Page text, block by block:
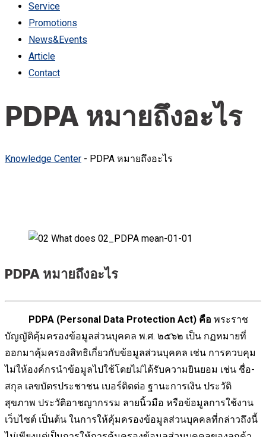
Service
Promotions
News&Events
Article
Contact
PDPA หมายถึงอะไร
Knowledge Center - PDPA หมายถึงอะไร
PDPA หมายถึงอะไร
PDPA (Personal Data Protection Act) คือ พระราช
บัญญัติคุ้มครองข้อมูลส่วนบุคคล พ.ศ. ๒๕๖๒ เป็น กฏหมายที่
ออกมาคุ้มครองสิทธิเกี่ยวกับข้อมูลส่วนบุคคล เช่น การควบคุม
ไม่ให้องค์กรนำข้อมูลไปใช้โดยไม่ได้รับความยินยอม เช่น ชื่อ-
สกุล เลขบัตรประชาชน เบอร์ติดต่อ ฐานะการเงิน ประวัติ
สุขภาพ ประวัติอาชญากรรม ลายนิ้วมือ หรือข้อมูลการใช้งาน
เว็บไซต์ เป็นต้น ในการให้คุ้มครองข้อมูลส่วนบุคคลที่กล่าวถึงนี้